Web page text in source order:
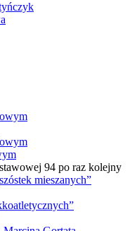
94 po raz kolejny
mieszanych”